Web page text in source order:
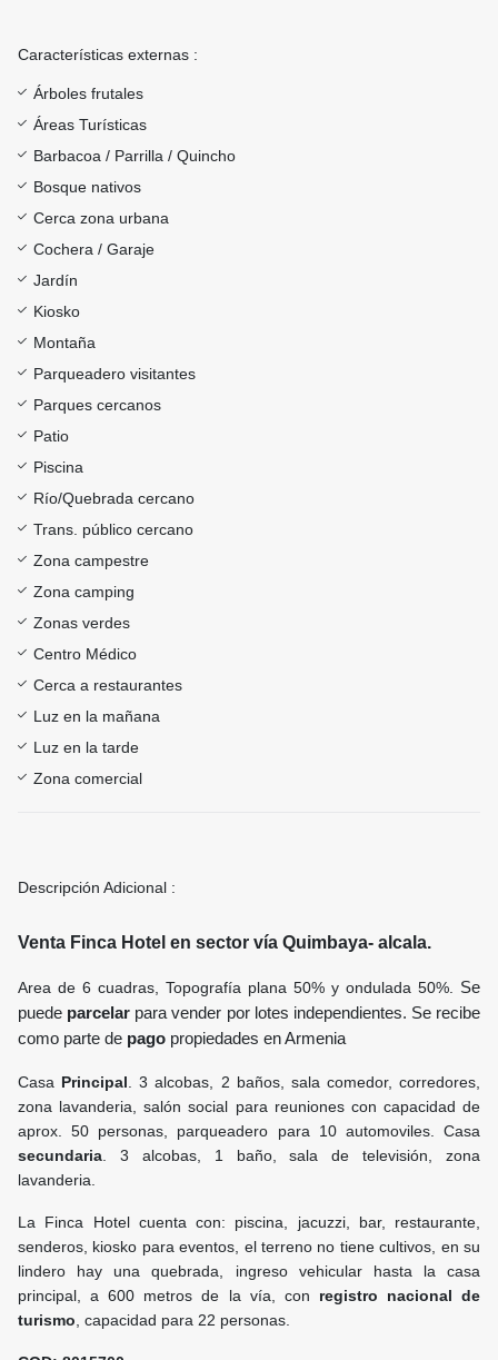
Características externas :
Árboles frutales
Áreas Turísticas
Barbacoa / Parrilla / Quincho
Bosque nativos
Cerca zona urbana
Cochera / Garaje
Jardín
Kiosko
Montaña
Parqueadero visitantes
Parques cercanos
Patio
Piscina
Río/Quebrada cercano
Trans. público cercano
Zona campestre
Zona camping
Zonas verdes
Centro Médico
Cerca a restaurantes
Luz en la mañana
Luz en la tarde
Zona comercial
Descripción Adicional :
Venta Finca Hotel en sector vía Quimbaya- alcala.
Area de 6 cuadras, Topografía plana 50% y ondulada 50%. Se
puede parcelar para vender por lotes independientes. Se recibe
como parte de pago propiedades en Armenia
Casa Principal . 3 alcobas, 2 baños, sala comedor, corredores,
zona lavanderia, salón social para reuniones con capacidad de
aprox. 50 personas, parqueadero para 10 automoviles. Casa
secundaria . 3 alcobas, 1 baño, sala de televisión, zona
lavanderia.
La Finca Hotel cuenta con: piscina, jacuzzi, bar, restaurante,
senderos, kiosko para eventos, el terreno no tiene cultivos, en su
lindero hay una quebrada, ingreso vehicular hasta la casa
principal, a 600 metros de la vía, con registro nacional de
turismo , capacidad para 22 personas.